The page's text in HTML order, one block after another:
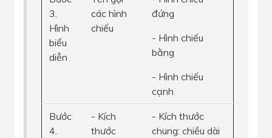
3.
Hình
biểu
diễn
các hình
chiếu
đứng
- Hình chiếu
bằng
- Hình chiếu
cạnh
Bước
4.
- Kích
thước
- Kích thước
chung: chiều dài